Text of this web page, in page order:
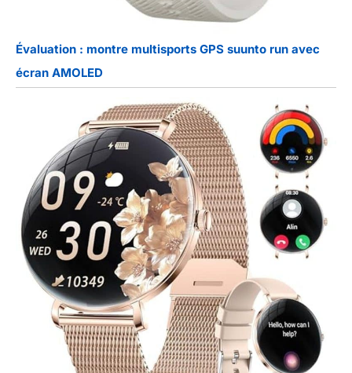
Évaluation : montre multisports GPS suunto run avec
écran AMOLED